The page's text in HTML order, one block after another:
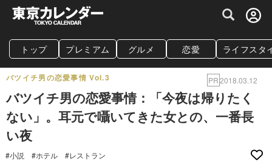
グルメ情報・プレミアムレストラン予約
トップ プレミアム グルメ 恋愛 ライフスタ
バツイチ男の恋愛事情 Vol.3 PR2018.03.12
バツイチ男の恋愛事情：「今夜は帰りたく
ない」。耳元で囁いてきた女との、一番長
い夜
#小説 #ホテル #レストラン